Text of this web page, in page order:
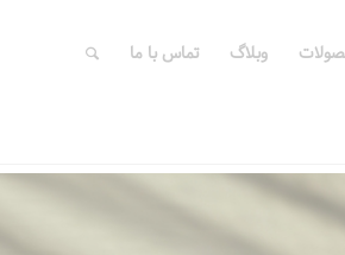
وبلاگ تماس با ما